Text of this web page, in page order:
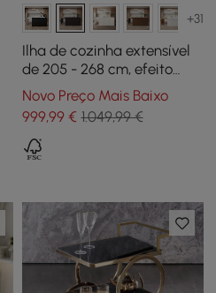
+31
Ilha de cozinha extensível
de 205 - 268 cm, efeito
mármore, com portas e
gavetas, preto
Novo Preço Mais Baixo
999,99€ 1.049,99 €